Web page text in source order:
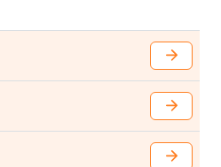
710(天下675)/740(天下705)mm
以上で脚位置を外側に取り付けた
はランダムマッチです。
について】
上は、脚位置を内側と外側で付け替え